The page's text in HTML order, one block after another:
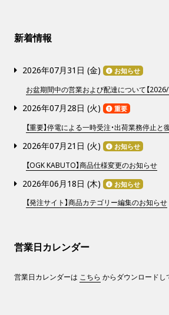
新着情報
2026年07月31日 (金) お知らせ
お盆期間中の営業および配達について【2026/
2026年07月28日 (火) 重要
【重要】停電による一時受注・出荷業務停止
2026年07月21日 (火) お知らせ
【OGK KABUTO】商品仕様変更のお知らせ
2026年06月18日 (木) お知らせ
【発注サイト】商品カテゴリー編集のお知らせ
営業日カレンダー
営業日カレンダーは こちら からダウンロードし